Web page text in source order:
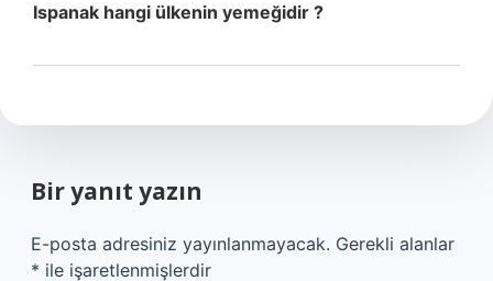
Ispanak hangi ülkenin yemeğidir ?
Bir yanıt yazın
E-posta adresiniz yayınlanmayacak. Gerekli alanlar
* ile işaretlenmişlerdir